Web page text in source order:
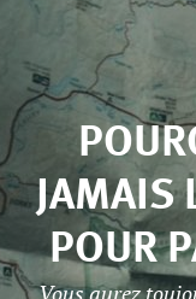
JAMAIS
POUR
Vous aurez